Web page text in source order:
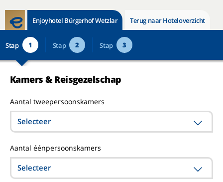
Enjoyhotel Bürgerhof Wetzlar Terug naar Hoteloverzicht
Stap 1 Stap 2 Stap 3
Kamers & Reisgezelschap
Aantal tweepersoonskamers
Selecteer
Aantal éénpersoonskamers
Selecteer